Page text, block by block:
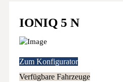
IONIQ 5 N
Zum Konfigurator
Verfügbare Fahrzeuge